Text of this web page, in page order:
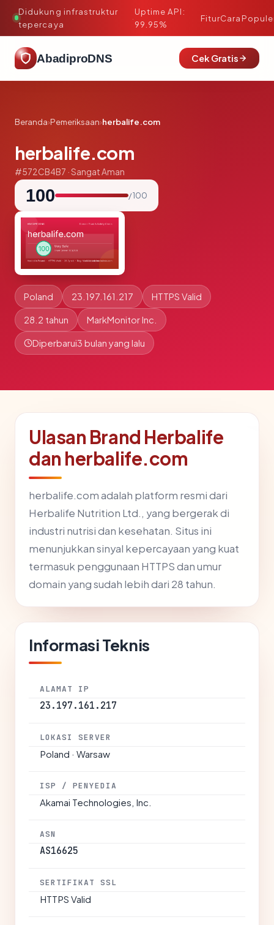
Didukung infrastruktur
tepercaya
·
Uptime API:
99.95%
FiturCara
AbadiproDNS Cek Gratis
Beranda›Pemeriksaan›herbalife.com
herbalife.com
#572CB4B7 · Sangat Aman
100 / 100
Poland 23.197.161.217 HTTPS Valid
28.2 tahun MarkMonitor Inc.
Diperbarui3 bulan yang lalu
Ulasan Brand Herbalife
dan herbalife.com
herbalife.com adalah platform resmi dari
Herbalife Nutrition Ltd., yang bergerak di
industri nutrisi dan kesehatan. Situs ini
menunjukkan sinyal kepercayaan yang kuat
termasuk penggunaan HTTPS dan umur
domain yang sudah lebih dari 28 tahun.
Informasi Teknis
ALAMAT IP
23.197.161.217
LOKASI SERVER
Poland · Warsaw
ISP / PENYEDIA
Akamai Technologies, Inc.
ASN
AS16625
SERTIFIKAT SSL
HTTPS Valid